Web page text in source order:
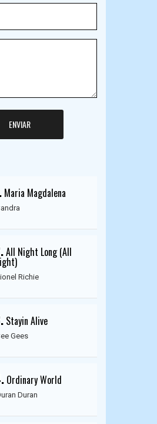
ENVIAR
Maria Magdalena
All Night Long (All
Richie
Stayin Alive
Gees
Ordinary World
Duran